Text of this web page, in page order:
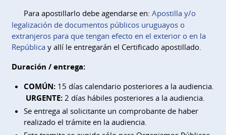
Para apostillarlo debe agendarse en: Apostilla y/o
legalización de documentos públicos uruguayos o
extranjeros para que tengan efecto en el exterior o en la
República y allí le entregarán el Certificado apostillado.
Duración / entrega:
COMÚN: 15 días calendario posteriores a la audiencia.
URGENTE:2 días hábiles posteriores a la audiencia.
Se entrega al solicitante un comprobante de haber
realizado el trámite en la audiencia.